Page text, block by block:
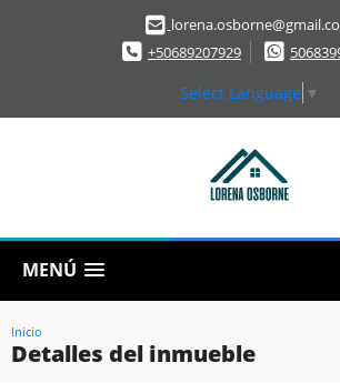
+50689207929
Select Language ▼
MENÚ
Inicio
Detalles del inmueble